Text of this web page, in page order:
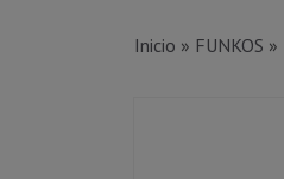
Inicio » FUNKOS »